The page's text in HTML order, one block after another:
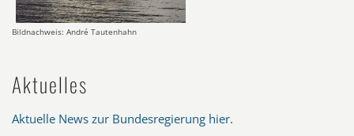
Bildnachweis: André Tautenhahn
Aktuelles
Aktuelle News zur Bundesregierung hier.